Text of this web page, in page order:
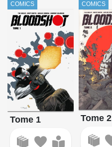
COMICS
Tome 1
COMICS
Tome 2